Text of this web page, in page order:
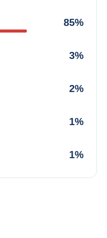
85%
3%
2%
1%
1%